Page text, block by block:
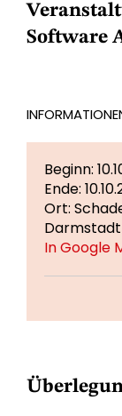
Software
Beginn:
Ende:
Ort:
Darmstadt
In Google